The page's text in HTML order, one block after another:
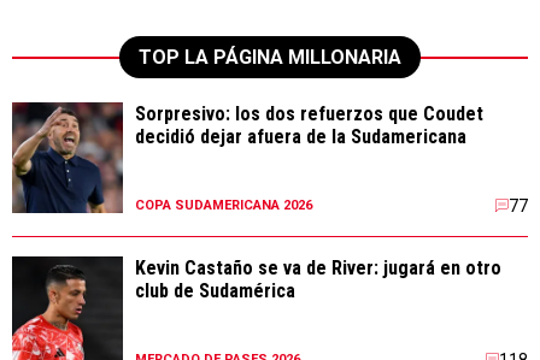
TOP LA PÁGINA MILLONARIA
Sorpresivo: los dos refuerzos que Coudet
decidió dejar afuera de la Sudamericana
COPA SUDAMERICANA 2026 77
Kevin Castaño se va de River: jugará en otro
club de Sudamérica